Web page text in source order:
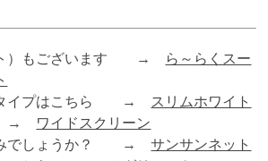
ト）もございます → ら～らくスー
タイプはこちら → スリムホワイト
→ ワイドスクリーン
みでしょうか？ →サンサンネット